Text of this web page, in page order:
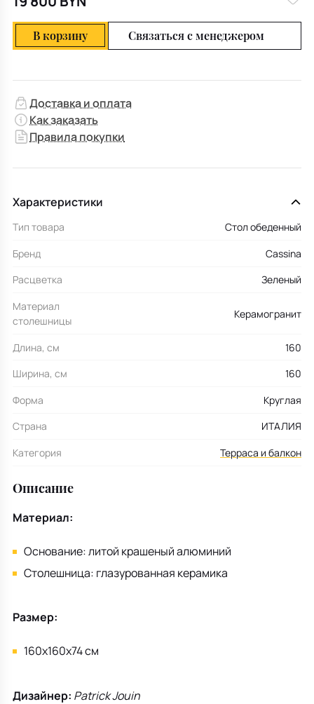
В корзину Связаться с менеджером
Доставка и оплата
Как заказать
Правила покупки
Характеристики
Тип товара
Стол обеденный
Бренд
Cassina
Расцветка
Зеленый
Материал
столешницы
Керамогранит
Длина, см
160
Ширина, см
160
Форма
Круглая
Страна
ИТАЛИЯ
Категория
Терраса и балкон
Описание
Материал:
Основание: литой крашеный алюминий
Столешница: глазурованная керамика
Размер:
160х160х74 см
Дизайнер: Patrick Jouin